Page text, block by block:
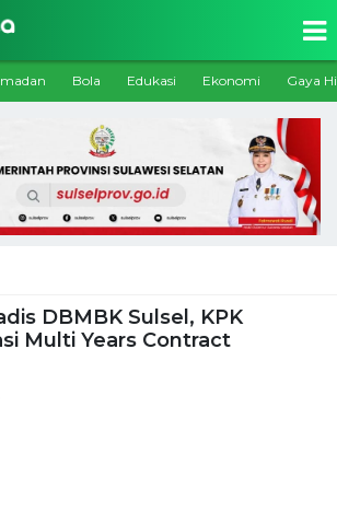
Bola Edukasi Ekonomi Gaya
DBMBK Sulsel, KPK
Multi Years Contract